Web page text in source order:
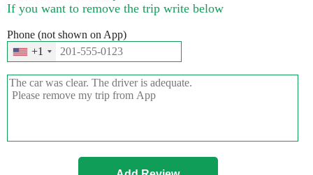
If you want to remove the trip write below
Phone (not shown on App)
+1